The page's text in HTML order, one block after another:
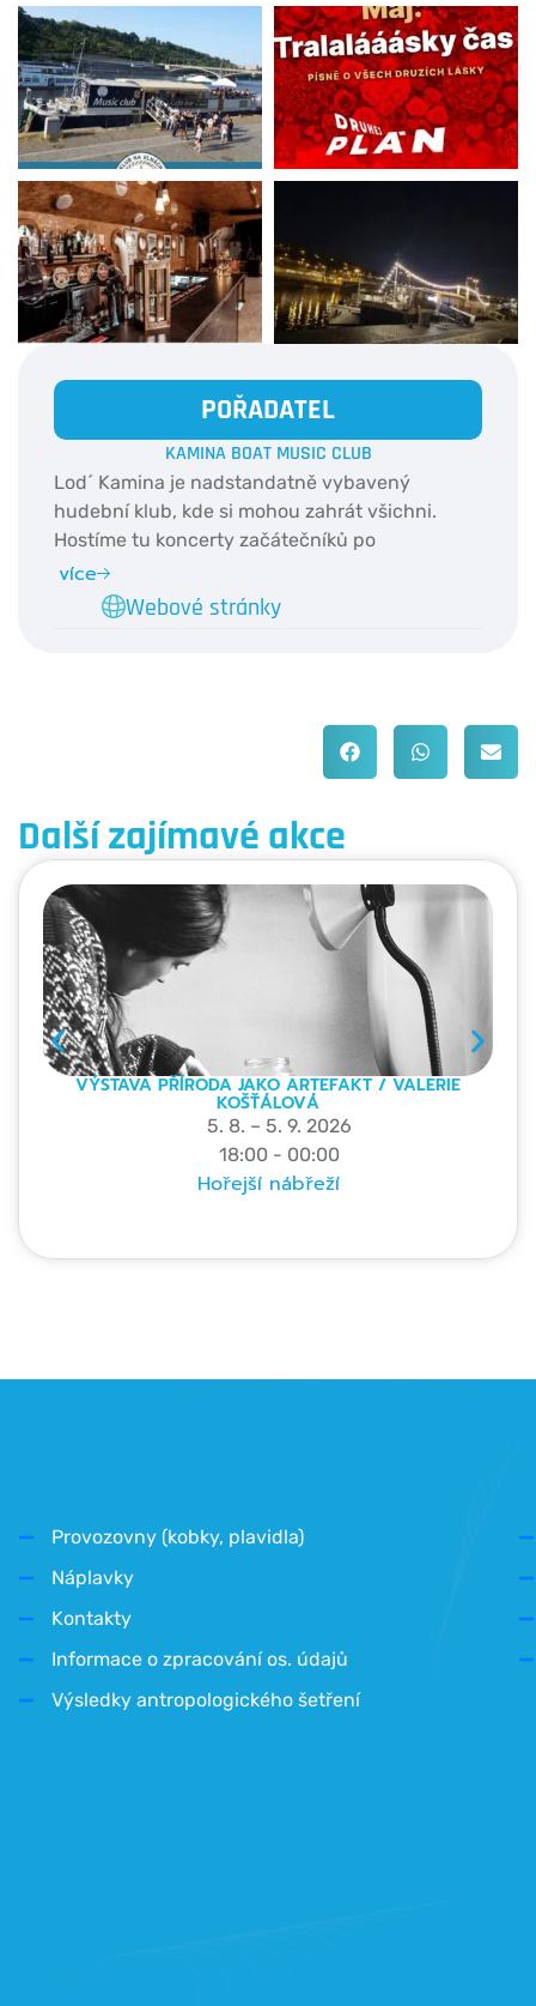
POŘADATEL
KAMINA BOAT MUSIC CLUB
Lod´ Kamina je nadstandatně vybavený
hudební klub, kde si mohou zahrát všichni.
Hostíme tu koncerty začátečníků po
profesionální muzikanty, jako je Viktor Dyk,
nebo Václav Noid Bárta. Kamina původně
brázdila řeky Francie, odkud připlula přes
více
Webové stránky
Další zajímavé akce
VÝSTAVA PŘÍRODA JAKO ARTEFAKT / VALERIE
KOŠŤÁLOVÁ
5. 8. – 5. 9. 2026
18:00 - 00:00
Hořejší nábřeží
Provozovny (kobky, plavidla)
Náplavky
Kontakty
Informace o zpracování os. údajů
Výsledky antropologického šetření